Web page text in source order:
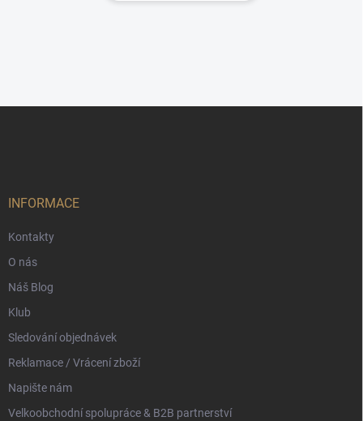
INFORMACE
Kontakty
O nás
Náš Blog
Klub
Sledování objednávek
Reklamace / Vrácení zboží
Napište nám
Velkoobchodní spolupráce & B2B partnerství